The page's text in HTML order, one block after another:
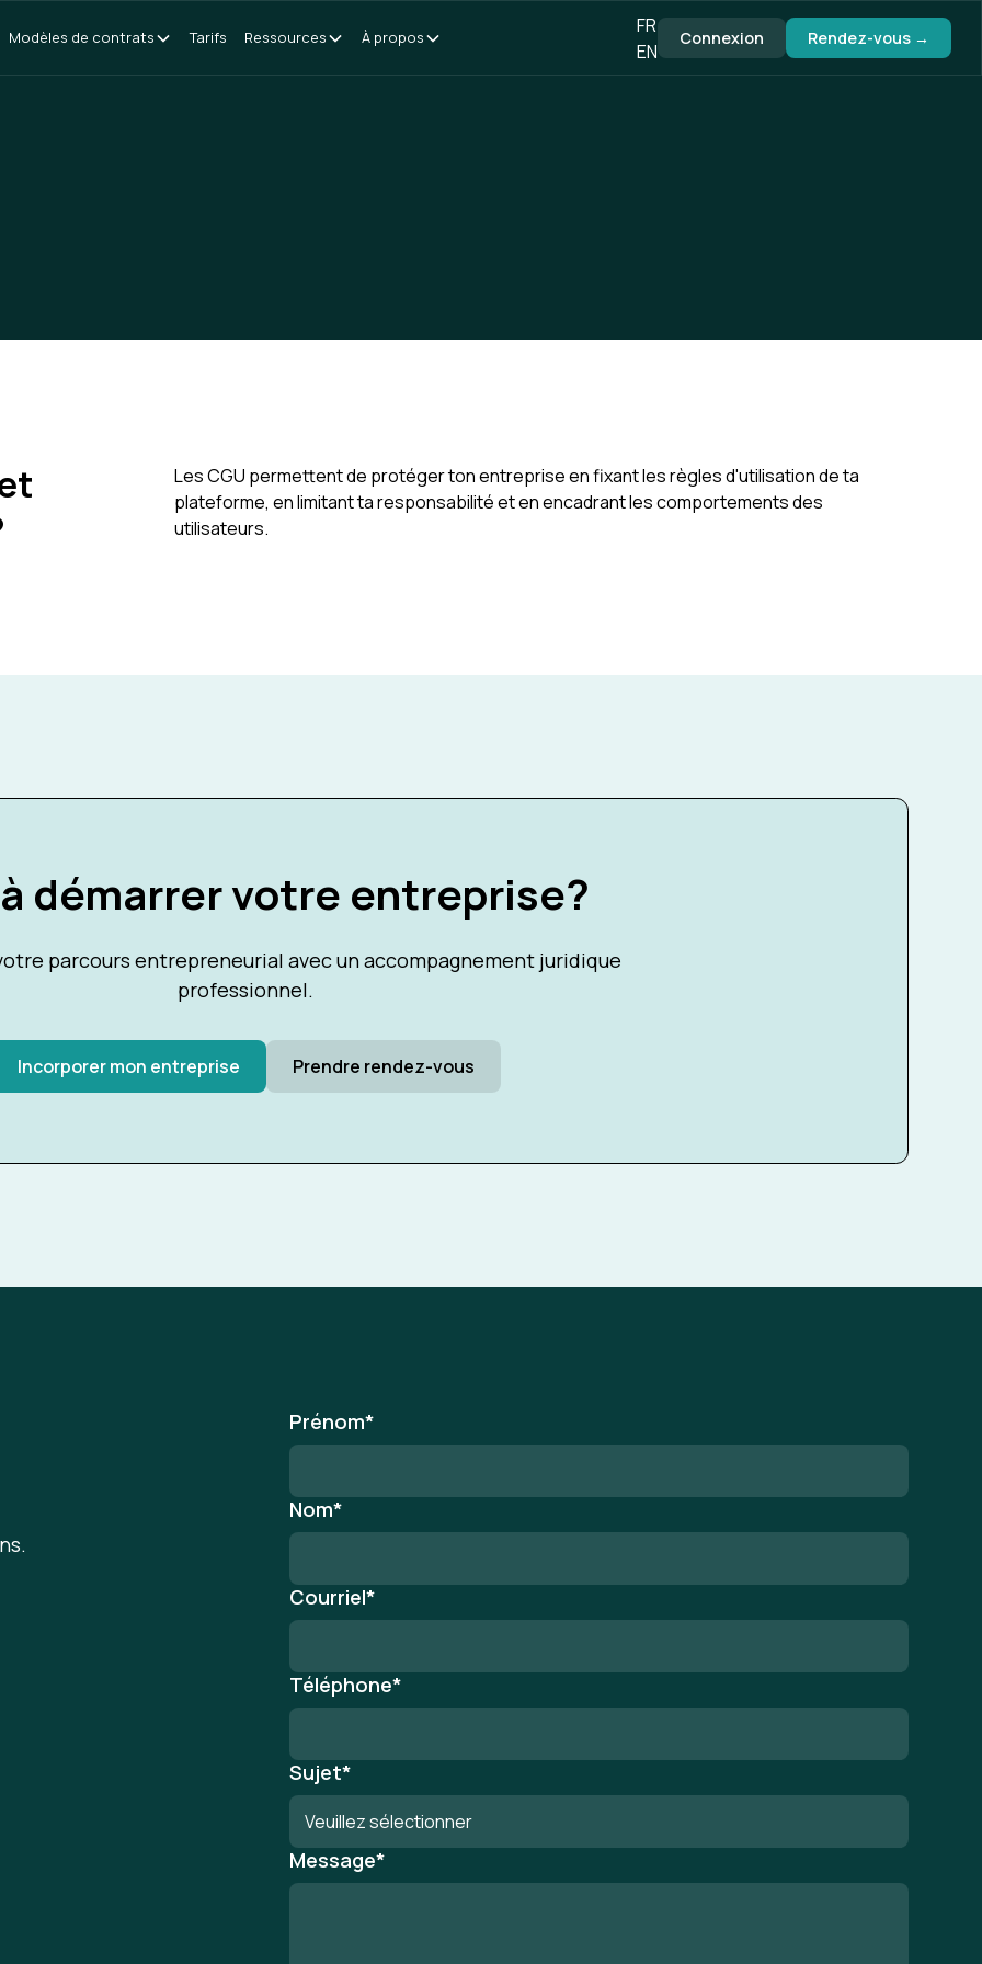
Modèles de contrats Tarifs Ressources À propos
FR
EN
Connexion Rendez-vous →
Les CGU permettent de protéger ton entreprise en fixant les règles d'utilisation de ta
plateforme, en limitant ta responsabilité et en encadrant les comportements des
utilisateurs.
démarrer votre entreprise?
parcours entrepreneurial avec un accompagnement juridique
professionnel.
Incorporer mon entreprise Prendre rendez-vous
Prénom*
Nom*
Courriel*
Téléphone*
Sujet*
Message*